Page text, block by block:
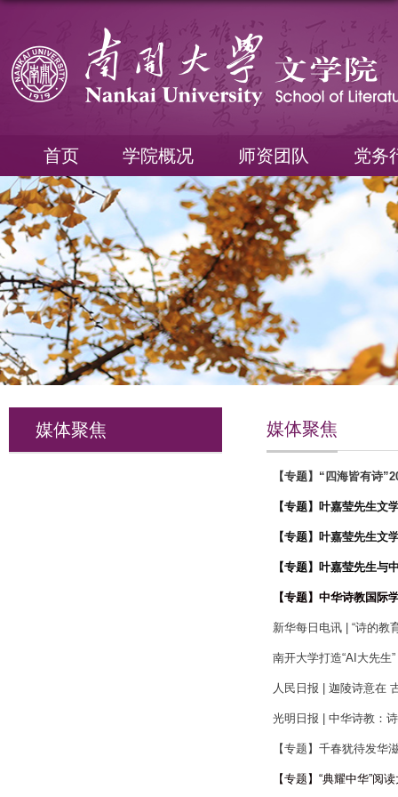
首页 学院概况 师资团队 党务
媒体聚焦 媒体聚焦
【专题】“四海皆有诗
【专题】叶嘉莹先生文
【专题】叶嘉莹先生文
【专题】叶嘉莹先生与
【专题】中华诗教国际
新华每日电讯 | “诗的教
南开大学打造“AI大先生
人民日报 | 迦陵诗意在
光明日报 | 中华诗教：
【专题】千春犹待发
【专题】“典耀中华”阅